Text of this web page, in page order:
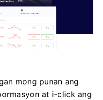
mong punan ang
at i-click ang